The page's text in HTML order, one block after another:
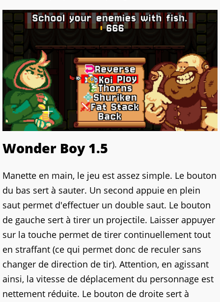
Wonder Boy 1.5
Manette en main, le jeu est assez simple. Le bouton
du bas sert à sauter. Un second appuie en plein
saut permet d'effectuer un double saut. Le bouton
de gauche sert à tirer un projectile. Laisser appuyer
sur la touche permet de tirer continuellement tout
en straffant (ce qui permet donc de reculer sans
changer de direction de tir). Attention, en agissant
ainsi, la vitesse de déplacement du personnage est
nettement réduite. Le bouton de droite sert à